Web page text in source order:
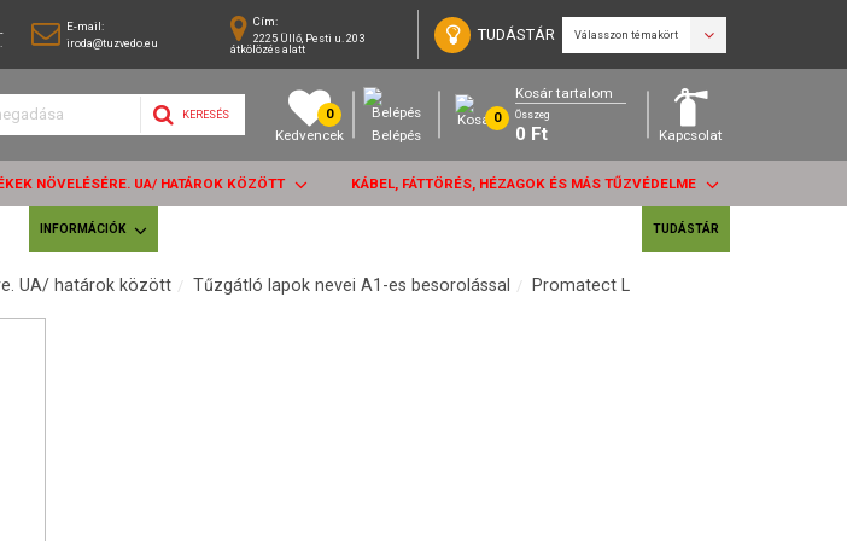
E-mail:
iroda@tuzvedo.eu
Cím:
2225 Üllő, Pesti u. 203
átkölözés alatt
TUDÁSTÁR Válasszon témakört
KERESÉS 0
Kedvencek Belépés
0
Kosár tartalom
Összeg
0 Ft Kapcsolat
NÖVELÉSÉRE. UA/ HATÁROK KÖZÖTT KÁBEL, FÁTTÖRÉS, HÉZAGOK ÉS MÁS TŰZVÉDELME
INFORMÁCIÓK TUDÁSTÁR
UA/ határok között Tűzgátló lapok nevei A1-es besorolással Promatect L